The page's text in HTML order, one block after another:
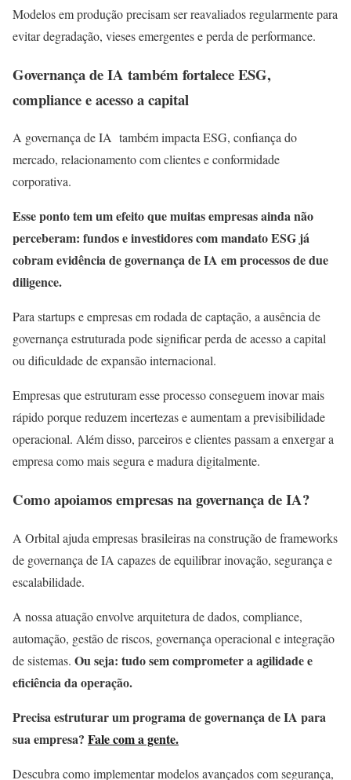
Modelos em produção precisam ser reavaliados regularmente para
evitar degradação, vieses emergentes e perda de performance.
Governança de IA também fortalece ESG,
compliance e acesso a capital
A governança de IA também impacta ESG, confiança do
mercado, relacionamento com clientes e conformidade
corporativa.
Esse ponto tem um efeito que muitas empresas ainda não
perceberam: fundos e investidores com mandato ESG já
cobram evidência de governança de IA em processos de due
diligence.
Para startups e empresas em rodada de captação, a ausência de
governança estruturada pode significar perda de acesso a capital
ou dificuldade de expansão internacional.
Empresas que estruturam esse processo conseguem inovar mais
rápido porque reduzem incertezas e aumentam a previsibilidade
operacional. Além disso, parceiros e clientes passam a enxergar a
empresa como mais segura e madura digitalmente.
Como apoiamos empresas na governança de IA?
A Orbital ajuda empresas brasileiras na construção de frameworks
de governança de IA capazes de equilibrar inovação, segurança e
escalabilidade.
A nossa atuação envolve arquitetura de dados, compliance,
automação, gestão de riscos, governança operacional e integração
de sistemas. Ou seja: tudo sem comprometer a agilidade e
eficiência da operação.
Precisa estruturar um programa de governança de IA para
sua empresa? Fale com a gente.
Descubra como implementar modelos avançados com segurança,